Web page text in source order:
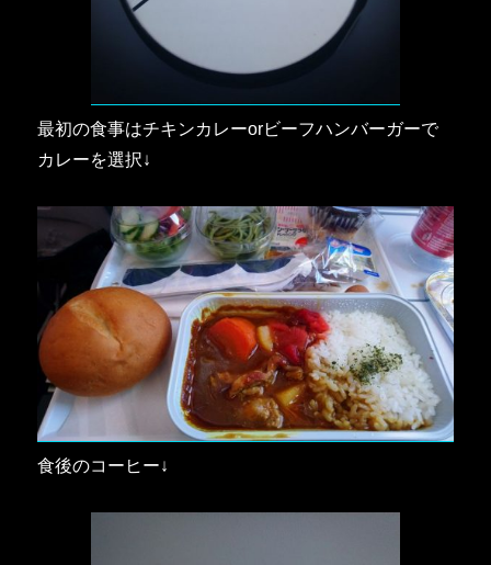
最初の食事はチキンカレーorビーフハンバーガーで
カレーを選択↓
食後のコーヒー↓